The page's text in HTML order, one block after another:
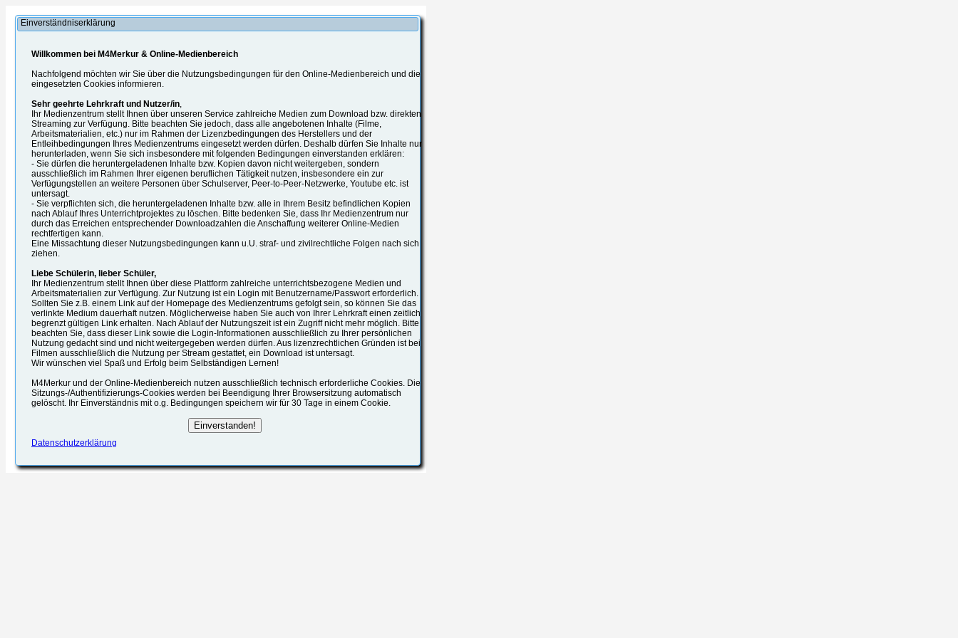
Einverständniserklärung
Willkommen bei M4Merkur & Online-Medienbereich
Nachfolgend möchten wir Sie über die Nutzungsbedingungen für den Online-Medienbereich und die
eingesetzten Cookies informieren.
Sehr geehrte Lehrkraft und Nutzer/in,
Ihr Medienzentrum stellt Ihnen über unseren Service zahlreiche Medien zum Download bzw. direkten
Streaming zur Verfügung. Bitte beachten Sie jedoch, dass alle angebotenen Inhalte (Filme,
Arbeitsmaterialien, etc.) nur im Rahmen der Lizenzbedingungen des Herstellers und der
Entleihbedingungen Ihres Medienzentrums eingesetzt werden dürfen. Deshalb dürfen Sie Inhalte nur
herunterladen, wenn Sie sich insbesondere mit folgenden Bedingungen einverstanden erklären:
- Sie dürfen die heruntergeladenen Inhalte bzw. Kopien davon nicht weitergeben, sondern
ausschließlich im Rahmen Ihrer eigenen beruflichen Tätigkeit nutzen, insbesondere ein zur
Verfügungstellen an weitere Personen über Schulserver, Peer-to-Peer-Netzwerke, Youtube etc. ist
untersagt.
- Sie verpflichten sich, die heruntergeladenen Inhalte bzw. alle in Ihrem Besitz befindlichen Kopien
nach Ablauf Ihres Unterrichtprojektes zu löschen. Bitte bedenken Sie, dass Ihr Medienzentrum nur
durch das Erreichen entsprechender Downloadzahlen die Anschaffung weiterer Online-Medien
rechtfertigen kann.
Eine Missachtung dieser Nutzungsbedingungen kann u.U. straf- und zivilrechtliche Folgen nach sich
ziehen.
Liebe Schülerin, lieber Schüler,
Ihr Medienzentrum stellt Ihnen über diese Plattform zahlreiche unterrichtsbezogene Medien und
Arbeitsmaterialien zur Verfügung. Zur Nutzung ist ein Login mit Benutzername/Passwort erforderlich.
Sollten Sie z.B. einem Link auf der Homepage des Medienzentrums gefolgt sein, so können Sie das
verlinkte Medium dauerhaft nutzen. Möglicherweise haben Sie auch von Ihrer Lehrkraft einen zeitlich
begrenzt gültigen Link erhalten. Nach Ablauf der Nutzungszeit ist ein Zugriff nicht mehr möglich. Bitte
beachten Sie, dass dieser Link sowie die Login-Informationen ausschließlich zu Ihrer persönlichen
Nutzung gedacht sind und nicht weitergegeben werden dürfen. Aus lizenzrechtlichen Gründen ist bei
Filmen ausschließlich die Nutzung per Stream gestattet, ein Download ist untersagt.
Wir wünschen viel Spaß und Erfolg beim Selbständigen Lernen!
M4Merkur und der Online-Medienbereich nutzen ausschließlich technisch erforderliche Cookies. Die
Sitzungs-/Authentifizierungs-Cookies werden bei Beendigung Ihrer Browsersitzung automatisch
gelöscht. Ihr Einverständnis mit o.g. Bedingungen speichern wir für 30 Tage in einem Cookie.
Datenschutzerklärung